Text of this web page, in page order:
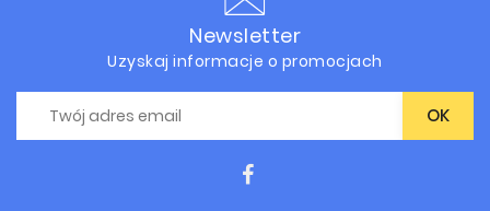
Newsletter
Uzyskaj informacje o promocjach